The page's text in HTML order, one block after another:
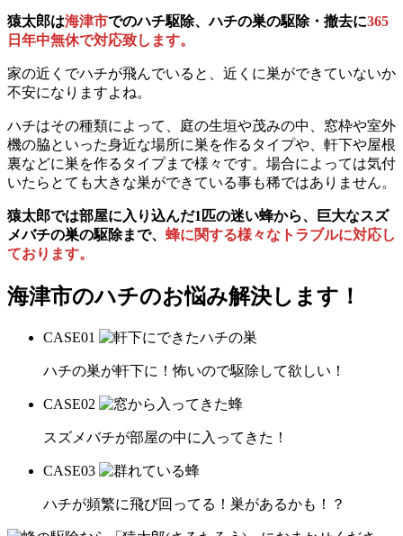
猿太郎は海津市でのハチ駆除、ハチの巣の駆除・撤去に365
日年中無休で対応致します。
家の近くでハチが飛んでいると、近くに巣ができていないか
不安になりますよね。
ハチはその種類によって、庭の生垣や茂みの中、窓枠や室外
機の脇といった身近な場所に巣を作るタイプや、軒下や屋根
裏などに巣を作るタイプまで様々です。場合によっては気付
いたらとても大きな巣ができている事も稀ではありません。
猿太郎では部屋に入り込んだ1匹の迷い蜂から、巨大なスズ
メバチの巣の駆除まで、 蜂に関する様々なトラブルに対応し
ております。
海津市のハチのお悩み解決します！
CASE01
ハチの巣が軒下に！怖いので駆除して欲しい！
CASE02
スズメバチが部屋の中に入ってきた！
CASE03
ハチが頻繁に飛び回ってる！巣があるかも！？